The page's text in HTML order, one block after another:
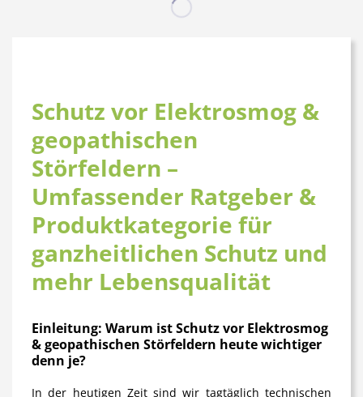
Schutz vor Elektrosmog &
geopathischen
Störfeldern –
Umfassender Ratgeber &
Produktkategorie für
ganzheitlichen Schutz und
mehr Lebensqualität
Einleitung: Warum ist Schutz vor Elektrosmog
& geopathischen Störfeldern heute wichtiger
denn je?
In der heutigen Zeit sind wir tagtäglich technischen